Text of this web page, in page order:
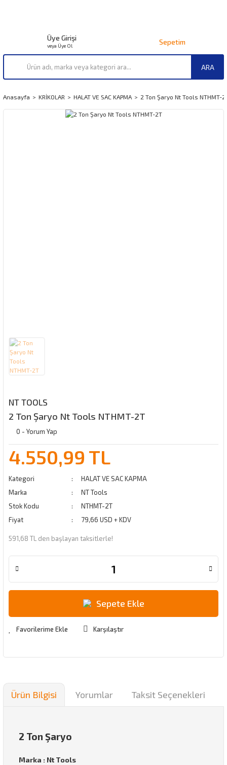
ARA
Üye Girişi
veya Üye Ol Sepetim
Anasayfa KRİKOLAR HALAT VE SAC KAPMA 2 Ton Şaryo Nt Tools NTHMT-
NT TOOLS
2 Ton Şaryo Nt Tools NTHMT-2T
0 - Yorum Yap
4.550,99 TL
Kategori
HALAT VE SAC KAPMA
Marka
NT Tools
Stok Kodu
NTHMT-2T
Fiyat
79,66 USD + KDV
591,68 TL den başlayan taksitlerle!
Sepete Ekle
Karşılaştır
Ürün Bilgisi Yorumlar Taksit Seçenekleri
2 Ton Şaryo
Marka : Nt Tools